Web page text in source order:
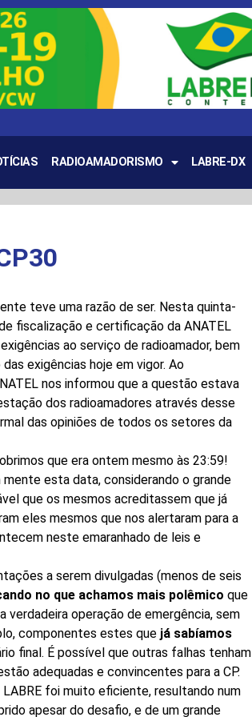
RADIOAMADORISMO LABRE-DX
teve uma razão de ser. Nesta quinta-
fiscalização e certificação da ANATEL
ao serviço de radioamador, bem
exigências hoje em vigor. Ao
nos informou que a questão estava
dos radioamadores através desse
das opiniões de todos os setores da
que era ontem mesmo às 23:59!
esta data, considerando o grande
que os mesmos acreditassem que já
eles mesmos que nos alertaram para a
neste emaranhado de leis e
a serem divulgadas (menos de seis
no que achamos mais polêmico que
verdadeira operação de emergência, sem
componentes estes que já sabíamos
final. É possível que outras falhas tenham
adequadas e convincentes para a CP.
foi muito eficiente, resultando num
apesar do desafio, e de um grande